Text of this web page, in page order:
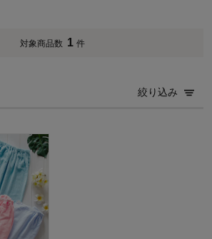
対象商品数 1 件
絞り込み